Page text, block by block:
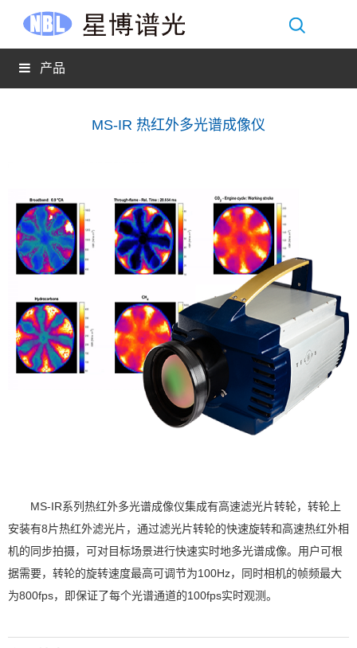
产品
MS-IR 热红外多光谱成像仪
MS-IR系列热红外多光谱成像仪集成有高速滤光片转轮，转轮上
安装有8片热红外滤光片，通过滤光片转轮的快速旋转和高速热红外相
机的同步拍摄，可对目标场景进行快速实时地多光谱成像。用户可根
据需要，转轮的旋转速度最高可调节为100Hz，同时相机的帧频最大
为800fps，即保证了每个光谱通道的100fps实时观测。